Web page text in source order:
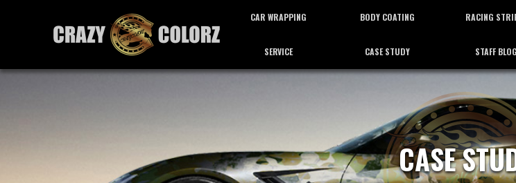
CAR WRAPPING
カーラッピング
BODY COATING
ボディーコーティング
RACING
レーシングストラ
SERVICE CASE STUDY STAFF BLOG
CASE